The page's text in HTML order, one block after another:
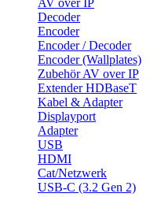
AV over IP
Decoder
Encoder
Encoder / Decoder
Encoder (Wallplates)
Zubehör AV over IP
Extender HDBaseT
Kabel & Adapter
Displayport
Adapter
USB
HDMI
Cat/Netzwerk
USB-C (3.2 Gen 2)